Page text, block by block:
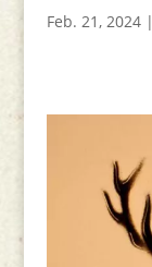
Feb. 21, 2024|